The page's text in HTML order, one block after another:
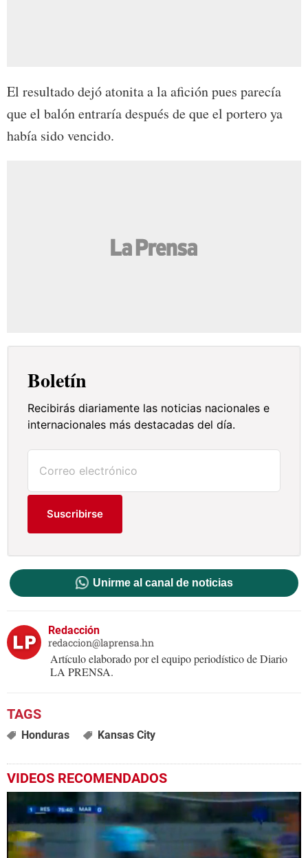
El resultado dejó atonita a la afición pues parecía
que el balón entraría después de que el portero ya
había sido vencido.
Boletín
Recibirás diariamente las noticias nacionales e
internacionales más destacadas del día.
Suscribirse
Unirme al canal de noticias
Redacción
redaccion@laprensa.hn
Artículo elaborado por el equipo periodístico de Diario
LA PRENSA.
Honduras Kansas City
VIDEOS RECOMENDADOS